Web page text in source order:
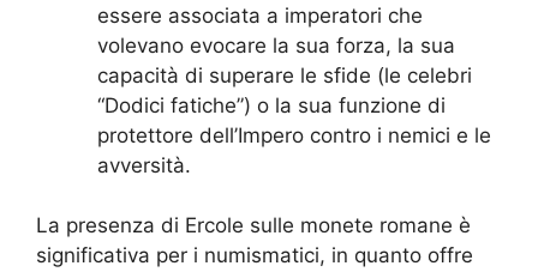
essere associata a imperatori che
volevano evocare la sua forza, la sua
capacità di superare le sfide (le celebri
“Dodici fatiche”) o la sua funzione di
protettore dell’Impero contro i nemici e le
avversità.
La presenza di Ercole sulle monete romane è
significativa per i numismatici, in quanto offre